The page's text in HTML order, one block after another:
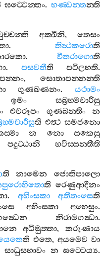
ඝට‍්ටෙන‍්තං.භණ‍්ඩන‍්තන‍්ති
අක‍්ඛීනි, තෙසං
. තිත්‍ථකරොති
. වීතරාගොති
. පසවතීති පටිලභති.
, සොතාපන‍්නන‍්ති
ගුණඛණනං. යථාමං
ඉමං
සබ්‍රහ‍්මචාරීසු
එවරූපං ගුණඛන‍්තිං
න
ති එත්‍ථ සමජනො
න නො
සකෙසු
පදුට‍්ඨානි
භවිස‍්සන‍්තීති
ති නාමෙන
ජොතිපාලො
ති රෙණුආදීනං
. අහිංසකා අතීතංසෙති
අහිංසකා අහෙසුං.
නිරාමගන්‍ධා.
අධිමුත‍්තා,කරුණාය
ති එතෙ, අයමෙව වා
සාධුසභාවං න ඝට‍්ටෙය්‍ය.